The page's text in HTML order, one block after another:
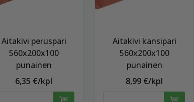
Aitakivi peruspari
560x200x100
punainen
6,35 €/kpl
Aitakivi kansipari
560x200x100
punainen
8,99 €/kpl